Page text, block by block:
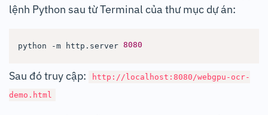
lệnh Python sau từ Terminal của thư mục dự án:
python -m http.server 8080
Sau đó truy cập:
http://localhost:8080/webgpu-ocr-
demo.html